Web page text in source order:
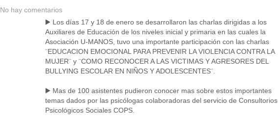
No hay comentarios
▶️ Los días 17 y 18 de enero se desarrollaron las charlas dirigidas a los
Auxiliares de Educación de los niveles inicial y primaria en las cuales la
Asociación U-MANOS, tuvo una importante participación con las charlas
¨EDUCACION EMOCIONAL PARA PREVENIR LA VIOLENCIA CONTRA LA
MUJER¨ y ¨COMO RECONOCER A LAS VICTIMAS Y AGRESORES DEL
BULLYING ESCOLAR EN NIÑOS Y ADOLESCENTES¨.
▶️ Mas de 100 asistentes pudieron conocer mas sobre estos importantes
temas dados por las psicólogas colaboradoras del servicio de Consultorios
Psicológicos Sociales COPS.